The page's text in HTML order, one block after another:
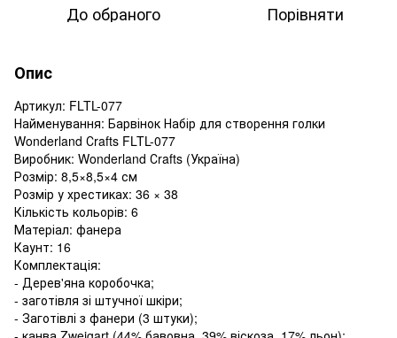
До обраного Порівняти
Опис
Артикул: FLTL-077
Найменування: Барвінок Набір для створення голки
Wonderland Сrafts FLTL-077
Виробник: Wonderland Сrafts (Україна)
Розмір: 8,5×8,5×4 см
Розмір у хрестиках: 36 × 38
Кількість кольорів: 6
Матеріал: фанера
Каунт: 16
Комплектація:
- Дерев'яна коробочка;
- заготівля зі штучної шкіри;
- Заготівлі з фанери (3 штуки);